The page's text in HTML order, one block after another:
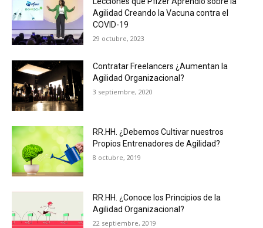
Agilidad Creando la Vacuna contra el
COVID-19
29 octubre, 2023
Contratar Freelancers ¿Aumentan la
Agilidad Organizacional?
3 septiembre, 2020
RR.HH. ¿Debemos Cultivar nuestros
Propios Entrenadores de Agilidad?
8 octubre, 2019
RR.HH. ¿Conoce los Principios de la
Agilidad Organizacional?
22 septiembre, 2019